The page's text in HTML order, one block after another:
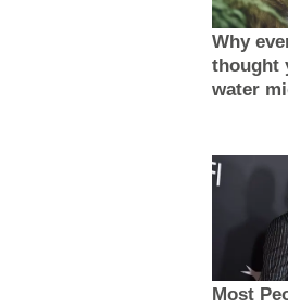
Why
thought
water
Most